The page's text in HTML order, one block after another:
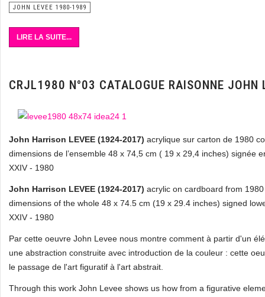
JOHN LEVEE 1980-1989
LIRE LA SUITE...
CRJL1980 N°03 CATALOGUE RAISONNE JOHN
John Harrison LEVEE (1924-2017) acrylique sur carton de 1980
dimensions de l’ensemble 48 x 74,5 cm ( 19 x 29,4 inches)
XXIV - 1980
John Harrison LEVEE (1924-2017) acrylic on cardboard from
dimensions of the whole 48 x 74.5 cm (19 x 29.4 inches) signed
XXIV - 1980
Par cette oeuvre John Levee nous montre comment à partir d'un
une abstraction construite avec introduction de la couleur : cette
le passage de l'art figuratif à l'art abstrait.
Through this work John Levee shows us how from a figurative